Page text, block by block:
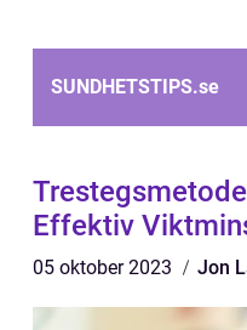
SUNDHETSTIPS.se
Effektiv
05 oktober 2023 Jon